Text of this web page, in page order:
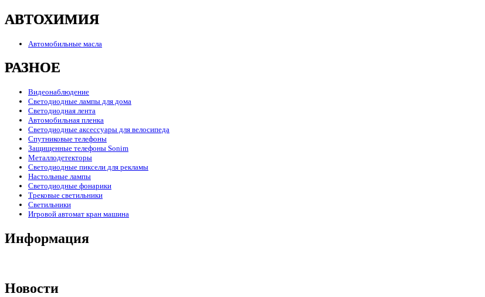
АВТОХИМИЯ
Автомобильные масла
РАЗНОЕ
Видеонаблюдение
Светодиодные лампы для дома
Светодиодная лента
Автомобильная пленка
Светодиодные аксессуары для велосипеда
Спутниковые телефоны
Защищенные телефоны Sonim
Металлодетекторы
Светодиодные пиксели для рекламы
Настольные лампы
Светодиодные фонарики
Трековые светильники
Светильники
Игровой автомат кран машина
Информация
Новости